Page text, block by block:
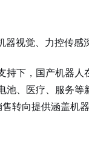
器视觉、力控传
持下，国产机器
池、医疗、服务
售转向提供涵盖机